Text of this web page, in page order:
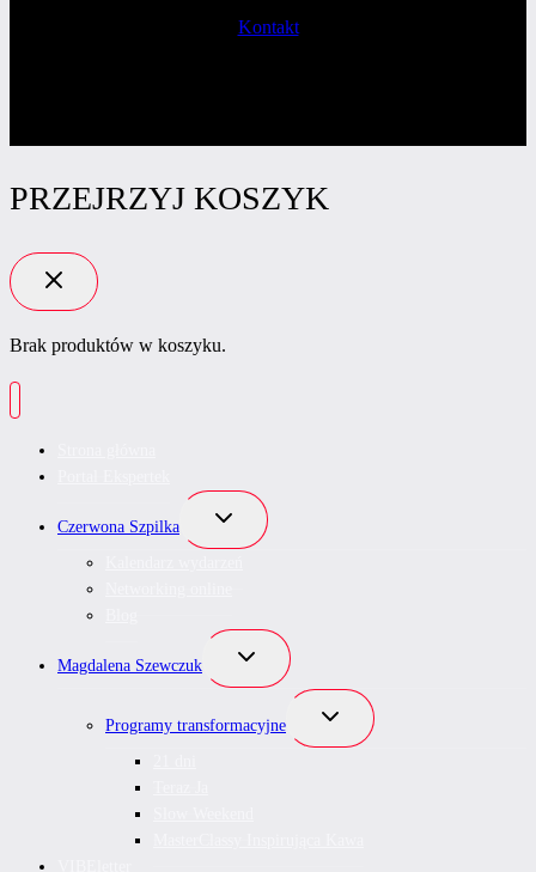
Kontakt
PRZEJRZYJ KOSZYK
Brak produktów w koszyku.
Czerwona Szpilka
Przełącz
podrzędne
Magdalena Szewczuk
Przełącz
podrzędne
Programy transformacyjne
Przełącz
podrzędne